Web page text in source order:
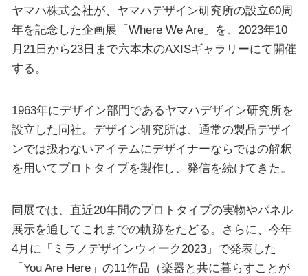
ヤマハ株式会社が、ヤマハデザイン研究所の設立60周
年を記念した企画展「Where We Are」を、2023年10
月21日から23日まで六本木のAXISギャラリーにて開催
する。
1963年にデザイン部門であるヤマハデザイン研究所を
設立した同社。デザイン研究所は、通常の製品デザイ
ンでは扱わないアイテムにデザイナーならではの解釈
を用いてプロトタイプを製作し、発信を続けてきた。
同展では、直近20年間のプロトタイプの実物やパネル
展示を通してこれまでの軌跡をたどる。さらに、今年
4月に「ミラノデザインウィーク2023」で発表した
「You Are Here」の11作品（楽器と共に暮らすことが